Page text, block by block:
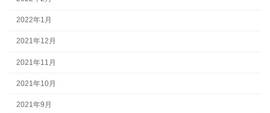
2022年1月
2021年12月
2021年11月
2021年10月
2021年9月